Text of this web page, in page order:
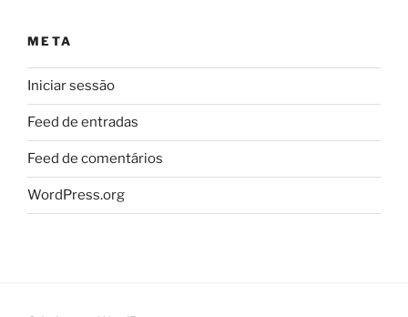
META
Iniciar sessão
Feed de entradas
Feed de comentários
WordPress.org